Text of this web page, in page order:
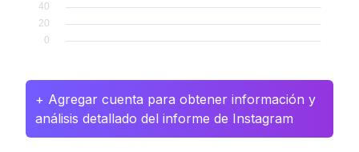
+ Agregar cuenta para obtener información y
análisis detallado del informe de Instagram